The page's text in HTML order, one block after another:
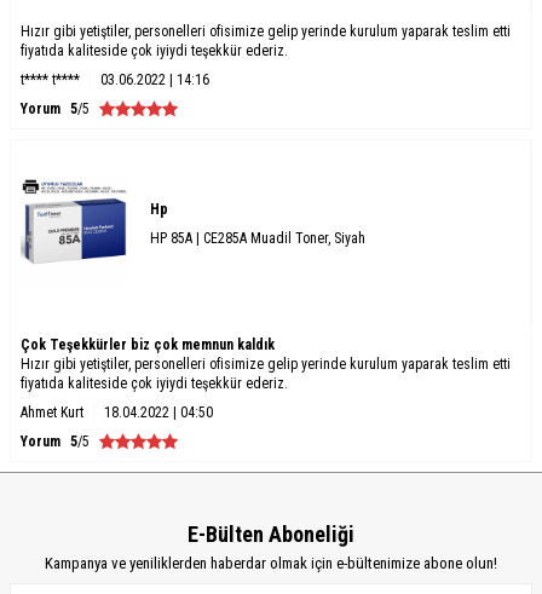
Hızır gibi yetiştiler, personelleri ofisimize gelip yerinde kurulum yaparak teslim etti
fiyatıda kaliteside çok iyiydi teşekkür ederiz.
t**** t****
03.06.2022 | 14:16
Yorum 5/5
Hp
HP 85A | CE285A Muadil Toner, Siyah
Çok Teşekkürler biz çok memnun kaldık
Hızır gibi yetiştiler, personelleri ofisimize gelip yerinde kurulum yaparak teslim etti
fiyatıda kaliteside çok iyiydi teşekkür ederiz.
Ahmet Kurt
18.04.2022 | 04:50
Yorum 5/5
E-Bülten Aboneliği
Kampanya ve yeniliklerden haberdar olmak için e-bültenimize abone olun!